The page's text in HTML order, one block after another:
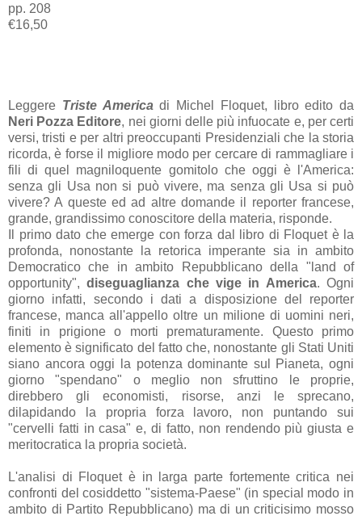
pp. 208
€16,50
Leggere Triste Americadi Michel Floquet, libro edito da
Neri Pozza Editore, nei giorni delle più infuocate e, per certi
versi, tristi e per altri preoccupanti Presidenziali che la storia
ricorda, è forse il migliore modo per cercare di rammagliare i
fili di quel magniloquente gomitolo che oggi è l'America:
senza gli Usa non si può vivere, ma senza gli Usa si può
vivere? A queste ed ad altre domande il reporter francese,
grande, grandissimo conoscitore della materia, risponde.
Il primo dato che emerge con forza dal libro di Floquet è la
profonda, nonostante la retorica imperante sia in ambito
Democratico che in ambito Repubblicano della "land of
opportunity",diseguaglianza che vige in America. Ogni
giorno infatti, secondo i dati a disposizione del reporter
francese, manca all'appello oltre un milione di uomini neri,
finiti in prigione o morti prematuramente. Questo primo
elemento è significato del fatto che, nonostante gli Stati Uniti
siano ancora oggi la potenza dominante sul Pianeta, ogni
giorno "spendano" o meglio non sfruttino le proprie,
direbbero gli economisti, risorse, anzi le sprecano,
dilapidando la propria forza lavoro, non puntando sui
"cervelli fatti in casa" e, di fatto, non rendendo più giusta e
meritocratica la propria società.
L'analisi di Floquet è in larga parte fortemente critica nei
confronti del cosiddetto "sistema-Paese" (in special modo in
ambito di Partito Repubblicano) ma di un criticisimo mosso